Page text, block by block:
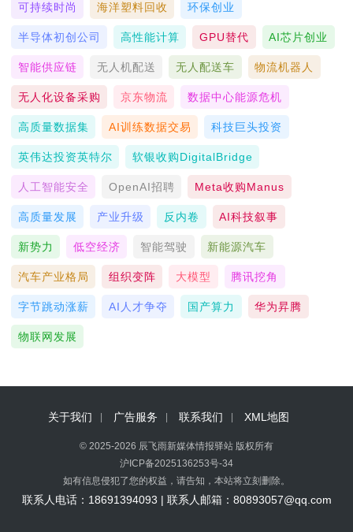
可持续时尚 海洋塑料回收 环保创业
半导体初创公司 高性能计算 GPU替代 AI芯片创业
智能供应链 无人机配送 无人配送车 物流机器人
无人化设备采购 京东物流 数据中心能源危机
高质量数据集 AI训练数据交易 科技巨头投资
英伟达投资英特尔 软银收购DigitalBridge
人工智能安全 OpenAI招聘 Meta收购Manus
高质量发展 产业升级 反内卷 AI科技叙事
新势力 低空经济 智能驾驶 新能源汽车
汽车产业格局 组织变阵 大模型 腾讯挖角
字节跳动涨薪 AI人才争夺 国产算力 华为昇腾
物联网发展
关于我们 广告服务 联系我们 XML地图
© 2025-2026 辰飞雨新媒体情报驿站 版权所有
沪ICP备2025136253号-34
如有信息侵犯了您的权益，请告知，本站将立刻删除。
联系人电话：18691394093 | 联系人邮箱：80893057@qq.com